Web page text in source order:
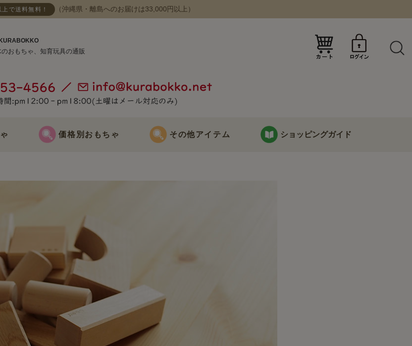
で送料無料！ （沖縄県・離島へのお届けは33,000円以上）
おもちゃ、知育玩具の通販
価格別おもちゃ
5000円～10000円までのおもち
ゃ
10000円以上のおもちゃ
その他アイテム
オーガニックコットン
文房具
ショッピングガイド